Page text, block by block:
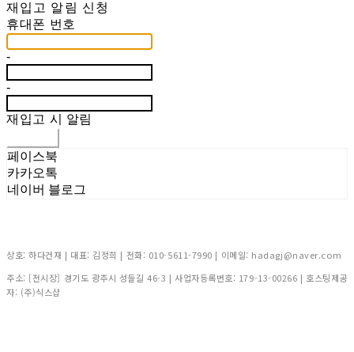
재입고 알림 신청
휴대폰 번호
-
-
재입고 시 알림
페이스북
카카오톡
네이버 블로그
상호: 하다건재 | 대표: 김정희 | 전화: 010-5611-7990 | 이메일: hadagj@naver.com
주소: [전시장] 경기도 광주시 성들길 46-3 | 사업자등록번호: 179-13-00266 | 호스팅제공
자: (주)식스샵